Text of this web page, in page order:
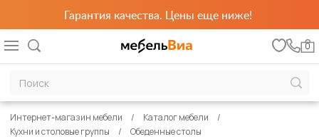
Гарантия качества. Цены еще ниже!
0
Интернет-магазин мебели
Каталог мебели
Кухни и столовые группы
Обеденные столы